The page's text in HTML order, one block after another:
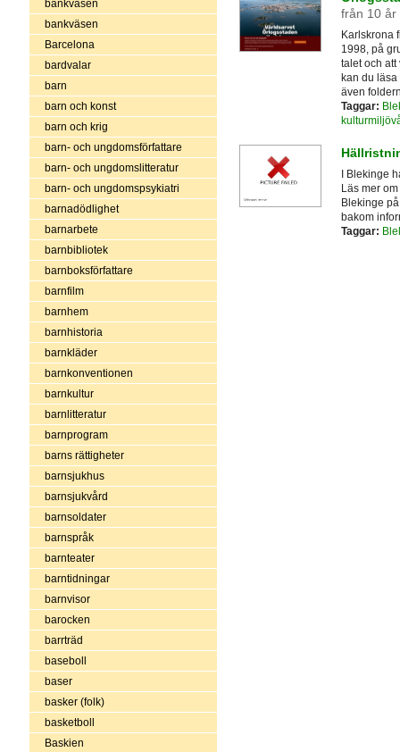
bankväsen
bankväsen
Barcelona
bardvalar
barn
barn och konst
barn och krig
barn- och ungdomsförfattare
barn- och ungdomslitteratur
barn- och ungdomspsykiatri
barnadödlighet
barnarbete
barnbibliotek
barnboksförfattare
barnfilm
barnhem
barnhistoria
barnkläder
barnkonventionen
barnkultur
barnlitteratur
barnprogram
barns rättigheter
barnsjukhus
barnsjukvård
barnsoldater
barnspråk
barnteater
barntidningar
barnvisor
barocken
barrträd
baseboll
baser
basker (folk)
basketboll
Baskien
från 10 år
Karlskrona
1998, på
talet och
kan du läsa
även
Taggar:
I Blekinge
Läs mer
Blekinge
bakom
Taggar: